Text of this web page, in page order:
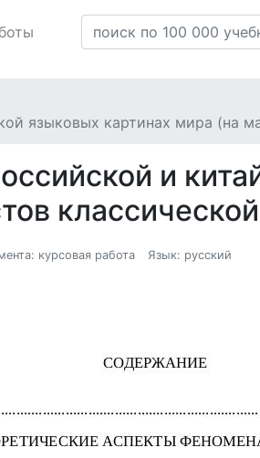
языковых картинах мира (на
и
курсовая работа Язык: русский